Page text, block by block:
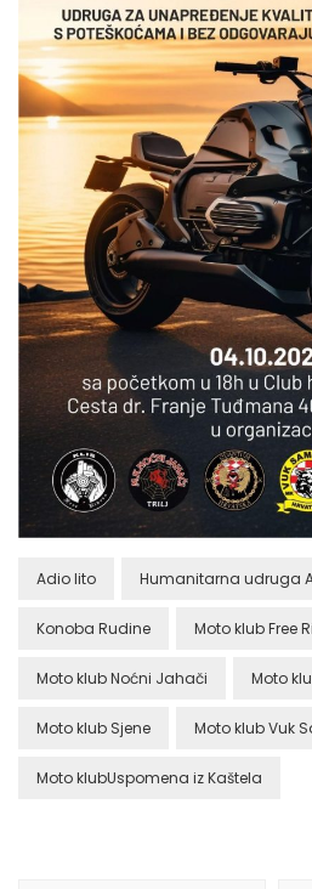
Adio lito Humanitarna udruga
Konoba Rudine Moto klub Free
Moto klub Noćni Jahači Moto
Moto klub Sjene Moto klub Vuk
Moto klubUspomena iz Kaštela